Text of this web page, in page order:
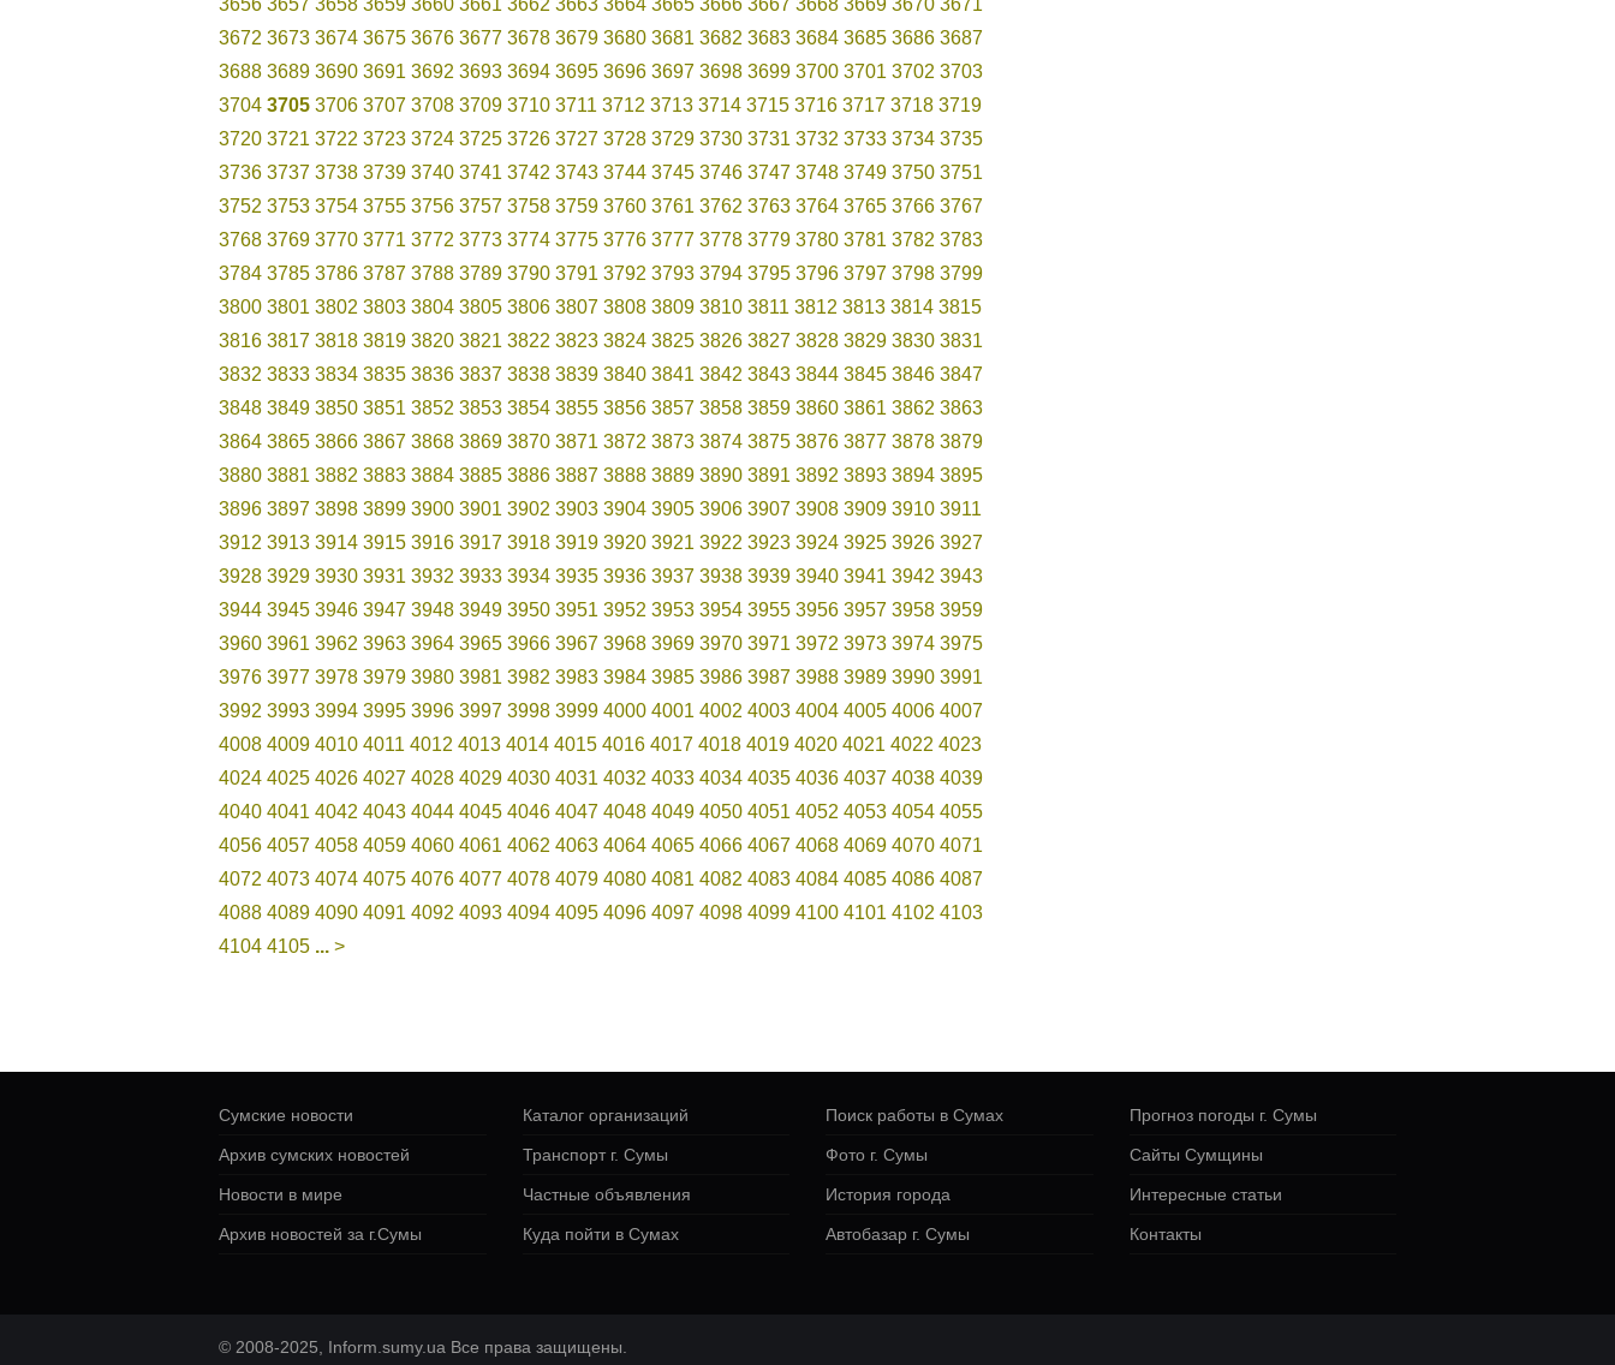
3656 3657 3658 3659 3660 3661 3662 3663 3664 3665 3666 3667 3668 3669 3670 3671
3672 3673 3674 3675 3676 3677 3678 3679 3680 3681 3682 3683 3684 3685 3686 3687
3688 3689 3690 3691 3692 3693 3694 3695 3696 3697 3698 3699 3700 3701 3702 3703
3704 3705 3706 3707 3708 3709 3710 3711 3712 3713 3714 3715 3716 3717 3718 3719
3720 3721 3722 3723 3724 3725 3726 3727 3728 3729 3730 3731 3732 3733 3734 3735
3736 3737 3738 3739 3740 3741 3742 3743 3744 3745 3746 3747 3748 3749 3750 3751
3752 3753 3754 3755 3756 3757 3758 3759 3760 3761 3762 3763 3764 3765 3766 3767
3768 3769 3770 3771 3772 3773 3774 3775 3776 3777 3778 3779 3780 3781 3782 3783
3784 3785 3786 3787 3788 3789 3790 3791 3792 3793 3794 3795 3796 3797 3798 3799
3800 3801 3802 3803 3804 3805 3806 3807 3808 3809 3810 3811 3812 3813 3814 3815
3816 3817 3818 3819 3820 3821 3822 3823 3824 3825 3826 3827 3828 3829 3830 3831
3832 3833 3834 3835 3836 3837 3838 3839 3840 3841 3842 3843 3844 3845 3846 3847
3848 3849 3850 3851 3852 3853 3854 3855 3856 3857 3858 3859 3860 3861 3862 3863
3864 3865 3866 3867 3868 3869 3870 3871 3872 3873 3874 3875 3876 3877 3878 3879
3880 3881 3882 3883 3884 3885 3886 3887 3888 3889 3890 3891 3892 3893 3894 3895
3896 3897 3898 3899 3900 3901 3902 3903 3904 3905 3906 3907 3908 3909 3910 3911
3912 3913 3914 3915 3916 3917 3918 3919 3920 3921 3922 3923 3924 3925 3926 3927
3928 3929 3930 3931 3932 3933 3934 3935 3936 3937 3938 3939 3940 3941 3942 3943
3944 3945 3946 3947 3948 3949 3950 3951 3952 3953 3954 3955 3956 3957 3958 3959
3960 3961 3962 3963 3964 3965 3966 3967 3968 3969 3970 3971 3972 3973 3974 3975
3976 3977 3978 3979 3980 3981 3982 3983 3984 3985 3986 3987 3988 3989 3990 3991
3992 3993 3994 3995 3996 3997 3998 3999 4000 4001 4002 4003 4004 4005 4006 4007
4008 4009 4010 4011 4012 4013 4014 4015 4016 4017 4018 4019 4020 4021 4022 4023
4024 4025 4026 4027 4028 4029 4030 4031 4032 4033 4034 4035 4036 4037 4038 4039
4040 4041 4042 4043 4044 4045 4046 4047 4048 4049 4050 4051 4052 4053 4054 4055
4056 4057 4058 4059 4060 4061 4062 4063 4064 4065 4066 4067 4068 4069 4070 4071
4072 4073 4074 4075 4076 4077 4078 4079 4080 4081 4082 4083 4084 4085 4086 4087
4088 4089 4090 4091 4092 4093 4094 4095 4096 4097 4098 4099 4100 4101 4102 4103
4104 4105 ... >
Сумские новости
Архив сумских новостей
Новости в мире
Архив новостей за г.Сумы
Каталог организаций
Транспорт г. Сумы
Частные объявления
Куда пойти в Сумах
Поиск работы в Сумах
Фото г. Сумы
История города
Автобазар г. Сумы
Прогноз погоды г. Сумы
Сайты Сумщины
Интересные статьи
Контакты
© 2008-2025, Inform.sumy.ua Все права защищены.